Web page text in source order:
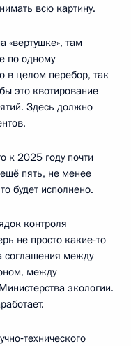
всю картину.
«вертушке», там
по одному
в целом перебор, так
это квотирование
Здесь должно
к 2025 году почти
пять, не менее
будет исполнено.
контроля
не просто какие‑то
соглашения между
между
экологии.